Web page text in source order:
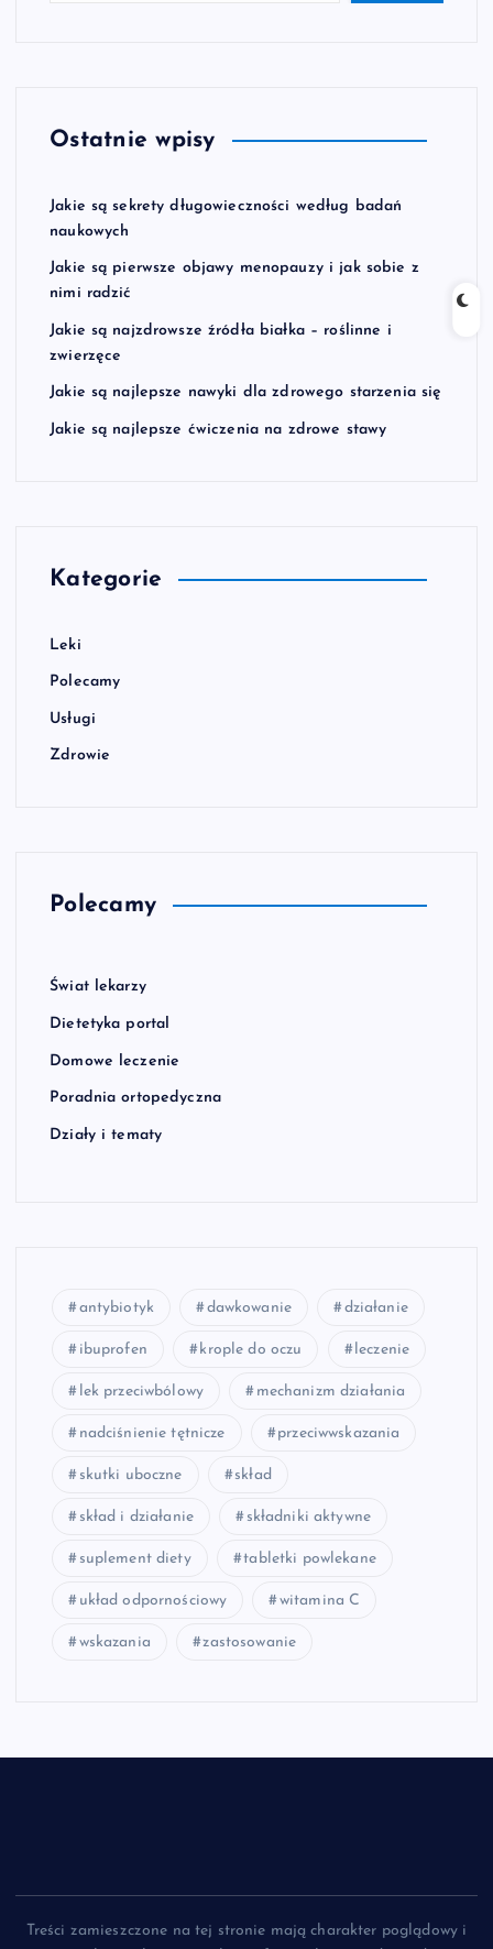
Ostatnie wpisy
Jakie są sekrety długowieczności według badań
naukowych
Jakie są pierwsze objawy menopauzy i jak sobie z
nimi radzić
Jakie są najzdrowsze źródła białka – roślinne i
zwierzęce
Jakie są najlepsze nawyki dla zdrowego starzenia się
Jakie są najlepsze ćwiczenia na zdrowe stawy
Kategorie
Leki
Polecamy
Usługi
Zdrowie
Polecamy
Świat lekarzy
Dietetyka portal
Domowe leczenie
Poradnia ortopedyczna
Działy i tematy
antybiotyk dawkowanie działanie
ibuprofen krople do oczu leczenie
lek przeciwbólowy mechanizm działania
nadciśnienie tętnicze przeciwwskazania
skutki uboczne skład
skład i działanie składniki aktywne
suplement diety tabletki powlekane
układ odpornościowy witamina C
wskazania zastosowanie
Treści zamieszczone na tej stronie mają charakter poglądowy i